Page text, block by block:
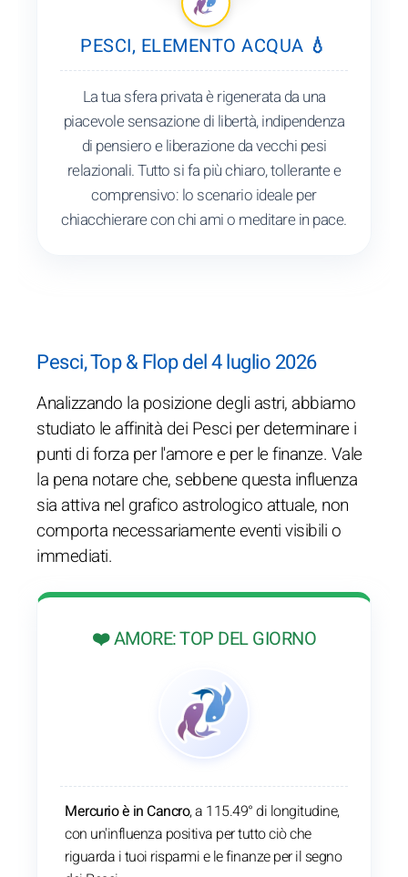
PESCI, ELEMENTO ACQUA 💧
La tua sfera privata è rigenerata da una
piacevole sensazione di libertà, indipendenza
di pensiero e liberazione da vecchi pesi
relazionali. Tutto si fa più chiaro, tollerante e
comprensivo: lo scenario ideale per
chiacchierare con chi ami o meditare in pace.
Pesci, Top & Flop del 4 luglio 2026
Analizzando la posizione degli astri, abbiamo
studiato le affinità dei Pesci per determinare i
punti di forza per l'amore e per le finanze. Vale
la pena notare che, sebbene questa influenza
sia attiva nel grafico astrologico attuale, non
comporta necessariamente eventi visibili o
immediati.
❤️ AMORE: TOP DEL GIORNO
Mercurio è in Cancro, a 115.49° di longitudine,
con un'influenza positiva per tutto ciò che
riguarda i tuoi risparmi e le finanze per il segno